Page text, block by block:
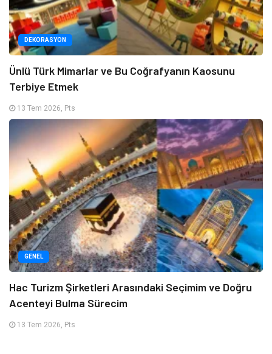
DEKORASYON
Ünlü Türk Mimarlar ve Bu Coğrafyanın Kaosunu
Terbiye Etmek
13 Tem 2026, Pts
GENEL
Hac Turizm Şirketleri Arasındaki Seçimim ve Doğru
Acenteyi Bulma Sürecim
13 Tem 2026, Pts